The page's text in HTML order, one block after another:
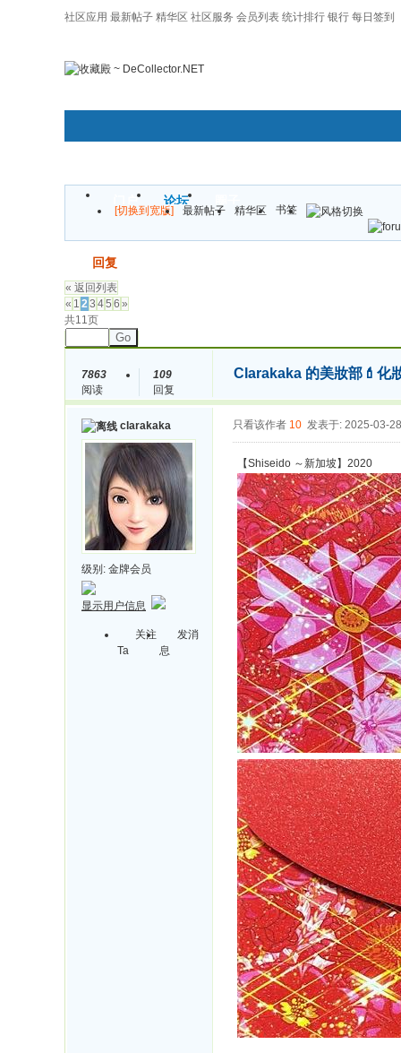
社区应用 最新帖子 精华区 社区服务 会员列表 统计排行 银行 每日签到
门户 论坛
[切换到宽版] 最新帖子 精华区 书签
回复
« 返回列表
« 1 23 45 6 »
共11页
Go
7863
阅读
109
回复
Clarakaka 的美妝部💄化
clarakaka
级别: 金牌会员
显示用户信息
关注
Ta
发消
息
只看该作者 10 发表于: 2025-03-28
【Shiseido ～新加坡】2020